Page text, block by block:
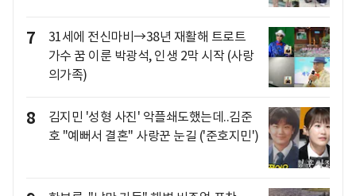
7
31세에 전신마비→38년 재활해 트로트
가수 꿈 이룬 박광석, 인생 2막 시작 (사랑
의가족)
8
김지민 '성형 사진' 악플쇄도했는데..김준
호 "예뻐서 결혼" 사랑꾼 눈길 ('준호지민')